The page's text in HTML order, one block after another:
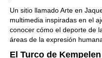
Un sitio llamado Arte en
multimedia inspiradas en el
conocer cómo el deporte de
áreas de la expresión
El Turco de Kempelen